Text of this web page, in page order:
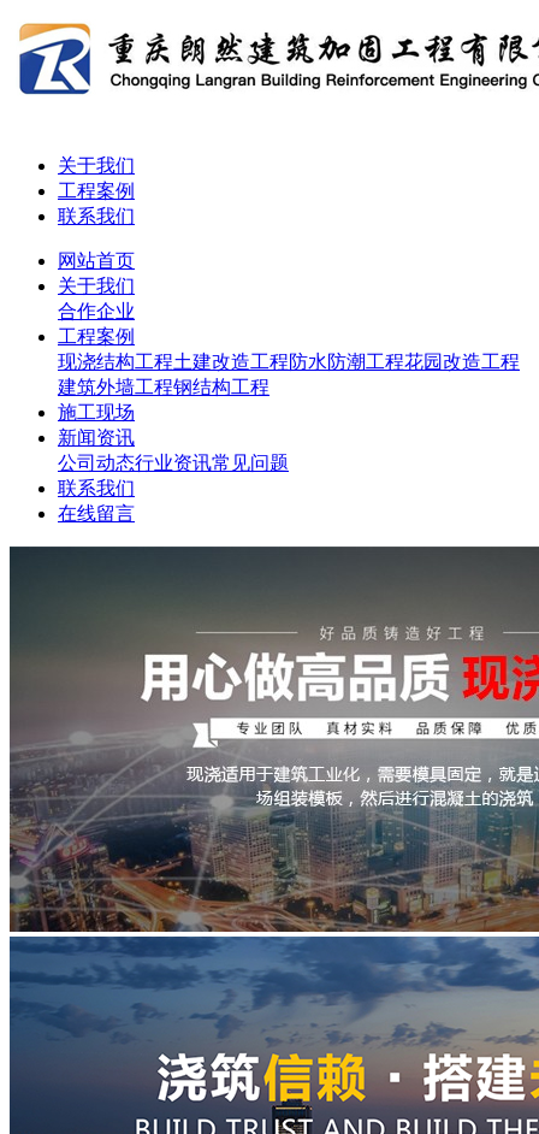
关于我们
工程案例
联系我们
网站首页
关于我们
合作企业
工程案例
现浇结构工程土建改造工程防水防潮工程花园改造工程
建筑外墙工程钢结构工程
施工现场
新闻资讯
公司动态行业资讯常见问题
联系我们
在线留言